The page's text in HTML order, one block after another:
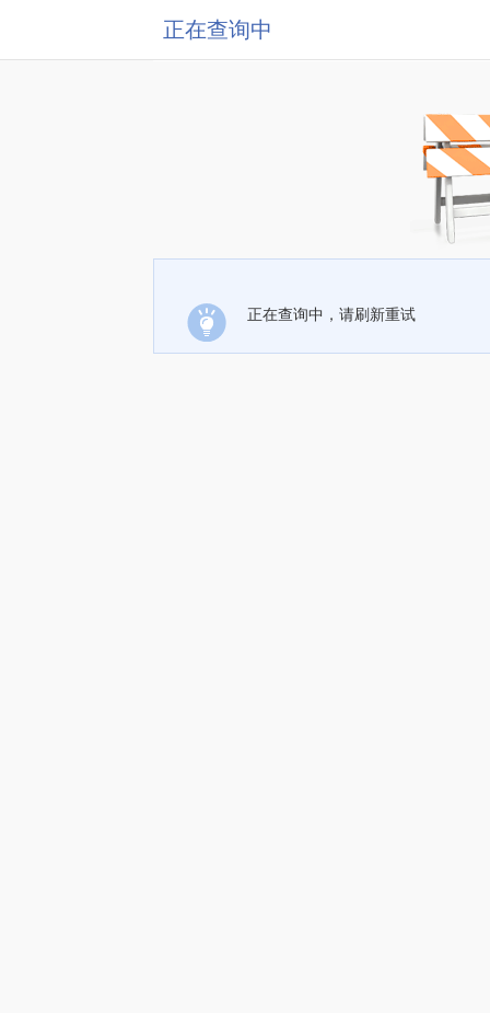
正在查询中
正在查询中，请刷新重试